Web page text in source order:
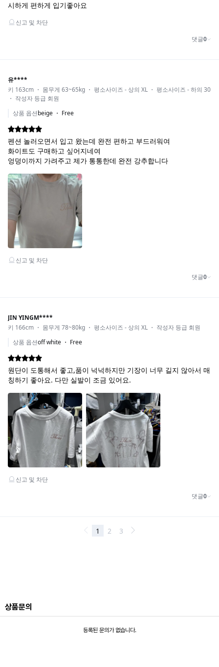
상품문의
등록된 문의가 없습니다.